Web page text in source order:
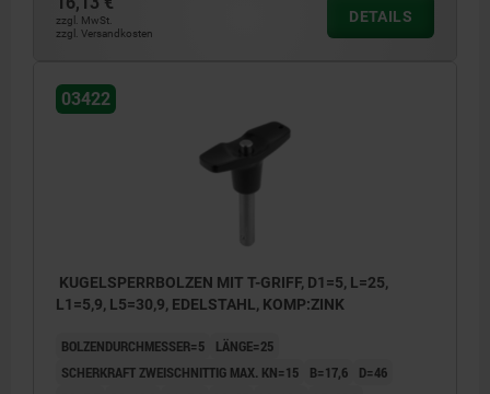
zzgl. MwSt.
zzgl. Versandkosten
DETAILS
03422
KUGELSPERRBOLZEN MIT T-GRIFF, D1=5, L=25,
L1=5,9, L5=30,9, EDELSTAHL, KOMP:ZINK
BOLZENDURCHMESSER=5
LÄNGE=25
SCHERKRAFT ZWEISCHNITTIG MAX. KN=15
B=17,6
D=46